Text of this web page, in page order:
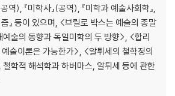
역), 『미학사』(공역), 『미학과 예술사회학』,
』 등이 있으며, <브릴로 박스는 예술의 종말
술의 동향과 독일미학의 두 방향>, <합리
술이론은 가능한가>, <알튀세의 철학정의
학적 해석학과 하버마스, 알튀세 등에 관한